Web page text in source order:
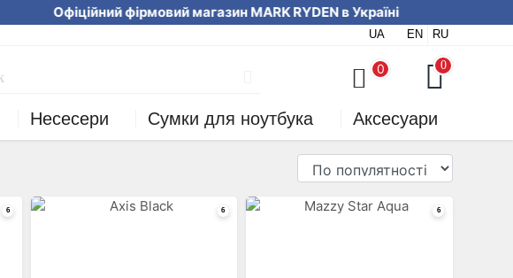
Офіційний фірмовий магазин MARK RYDEN в
UA EN RU
0 0
Несесери Сумки для ноутбука Аксесуари